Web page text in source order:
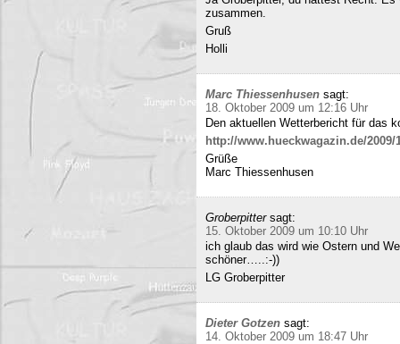
zusammen.
Gruß
Holli
Marc Thiessenhusen sagt:
18. Oktober 2009 um 12:16 Uhr
Den aktuellen Wetterbericht für das
http://www.hueckwagazin.de/2009/
Grüße
Marc Thiessenhusen
Groberpitter sagt:
15. Oktober 2009 um 10:10 Uhr
ich glaub das wird wie Ostern und
schöner…..:-))
LG Groberpitter
Dieter Gotzen sagt:
14. Oktober 2009 um 18:47 Uhr